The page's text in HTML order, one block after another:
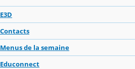
E3D
Contacts
Menus de la semaine
Educonnect